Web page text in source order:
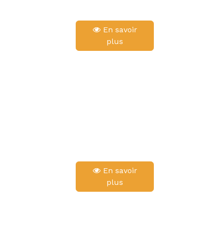
En savoir
plus
En savoir
plus